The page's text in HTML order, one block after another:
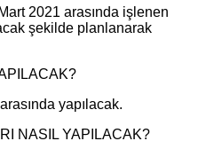
2021 arasında işlenen
şekilde planlanarak
yapılacak.
NASIL YAPILACAK?